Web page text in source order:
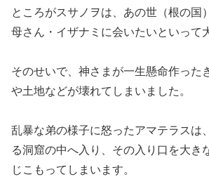
ところがスサノヲは、あの世（根の国
母さん・イザナミに会いたいといって
そのせいで、神さまが一生懸命作った
や土地などが壊れてしまいました。
乱暴な弟の様子に怒ったアマテラスは
る洞窟の中へ入り、その入り口を大き
じこもってしまいます。